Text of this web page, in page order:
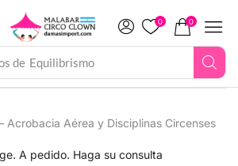
de Equilibrismo
0 0
Acrobacia Aérea y Disciplinas Circenses
A pedido. Haga su consulta